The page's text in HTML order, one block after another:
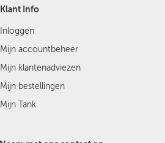
Klant Info
Inloggen
Mijn accountbeheer
Mijn klantenadviezen
Mijn bestellingen
Mijn Tank